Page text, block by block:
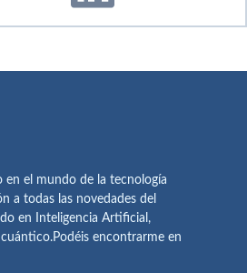
en el mundo de la tecnología
a todas las novedades del
en Inteligencia Artificial,
encontrarme en